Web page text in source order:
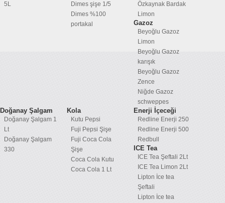
5L
Dimes şişe 1/5
Dimes %100
portakal
Özkaynak Bardak
Limon
Gazoz
Beyoğlu Gazoz
Limon
Beyoğlu Gazoz
karışık
Beyoğlu Gazoz
Zence
Niğde Gazoz
schweppes
Doğanay Şalgam
Doğanay Şalgam 1
Lt
Doğanay Şalgam
330
Kola
Kutu Pepsi
Fuji Pepsi Şişe
Fuji Coca Cola
Şişe
Coca Cola Kutu
Coca Cola 1 Lt
Enerji İçeceği
Redline Enerji 250
Redline Enerji 500
Redbull
ICE Tea
ICE Tea Şeftali 2Lt
ICE Tea Limon 2Lt
Lipton İce tea
Şeftali
Lipton İce tea